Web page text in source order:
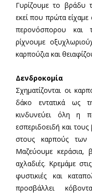
Γυρίζουμε το βράδυ
εκεί που πρώτα είχαμε
περονόσπορου και
ρίχνουμε
καρπούζια και
Δενδροκομία
Σχηματίζονται οι
δάκο εντατικά ως
κινδυνεύει όλη η
εσπεριδοειδή και
στους καρπούς των
Μαζεύουμε κεράσια,
αχλαδιές. Κρεμάμε
φυστικιές και
προσβάλλει